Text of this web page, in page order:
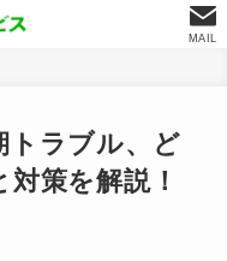
MAIL
トラブル、ど
策を解説！